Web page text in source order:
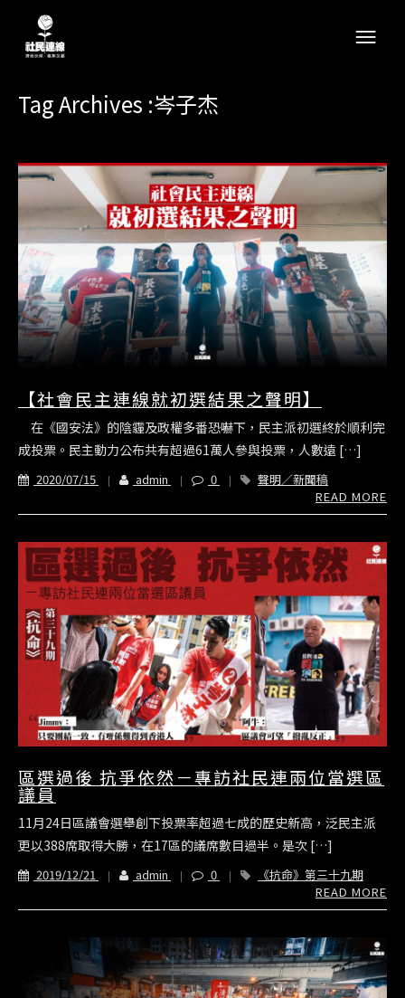
Tag Archives :岑子杰
【社會民主連線就初選結果之聲明】
在《國安法》的陰霾及政權多番恐嚇下，民主派初選終於順利完
成投票。民主動力公布共有超過61萬人參與投票，人數遠 […]
2020/07/15 admin 0
聲明／新聞稿
READ MORE
區選過後 抗爭依然－專訪社民連兩位當選區
議員
11月24日區議會選舉創下投票率超過七成的歷史新高，泛民主派
更以388席取得大勝，在17區的議席數目過半。是次 […]
2019/12/21 admin 0
《抗命》第三十九期
READ MORE